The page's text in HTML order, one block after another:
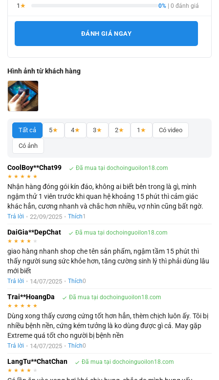
1 ★ 0% | 0 đánh giá
ĐÁNH GIÁ NGAY
Hình ảnh từ khách hàng
Tất cả 5★ 4★ 3★ 2★ 1 ★ Có video
Có ảnh
CoolBoy**Chat99 Đã mua tại dochoinguoilon18.com
★ ★ ★ ★ ★
Nhận hàng đóng gói kín đáo, không ai biết bên trong là gì, mình
ngậm thử 1 viên trước khi quan hệ khoảng 15 phút thì cảm giác
khác hẳn, cương nhanh và chắc hơn nhiều, vợ nhìn cũng bất ngờ.
Trả lời • 22/09/2025 • Thích1
DaiGia**DepChat Đã mua tại dochoinguoilon18.com
★ ★ ★ ★ ★
giao hàng nhanh shop che tên sản phẩm, ngậm tầm 15 phút thì
thấy người sung sức khỏe hơn, tăng cường sinh lý thì phải dùng lâu
mới biết
Trả lời • 14/07/2025 • Thích0
Trai**HoangDa Đã mua tại dochoinguoilon18.com
★ ★ ★ ★ ★
Dùng xong thấy cương cứng tốt hơn hẳn, thèm chịch luôn ấy. Tôi bị
nhiều bệnh nền, cứng kém tưởng là ko dùng được gì cả. May gặp
Extreme quá tốt cho người bị bệnh nền
Trả lời • 14/07/2025 • Thích0
LangTu**ChatChan Đã mua tại dochoinguoilon18.com
★ ★ ★ ★ ★